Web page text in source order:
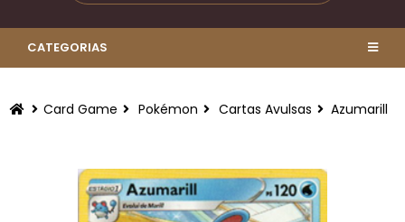
CATEGORIAS
Card Game Pokémon Cartas Avulsas Azumarill